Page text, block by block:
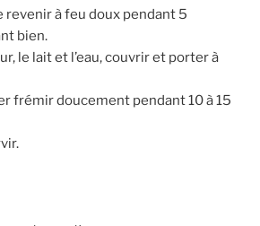
revenir à feu doux pendant 5
bien.
le lait et l’eau, couvrir et porter à
frémir doucement pendant 10 à 15